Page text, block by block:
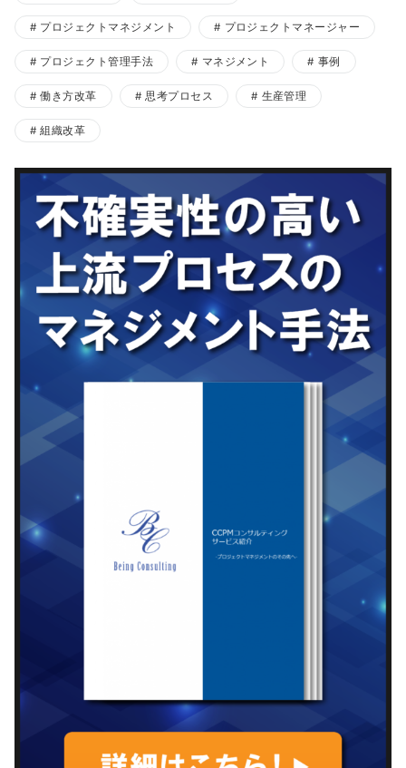
プロジェクトマネジメント プロジェクトマネージャー
プロジェクト管理手法 マネジメント 事例
働き方改革 思考プロセス 生産管理
組織改革